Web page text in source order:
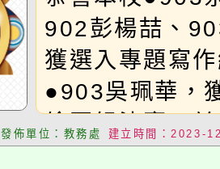
112年度學生
競賽〉，榮
組 甲等
902彭楊喆、
獲選入專題寫
●903吳珮華，
繪圖組決賽，
得甲等
發佈單位：教務處 建立時間：2023-